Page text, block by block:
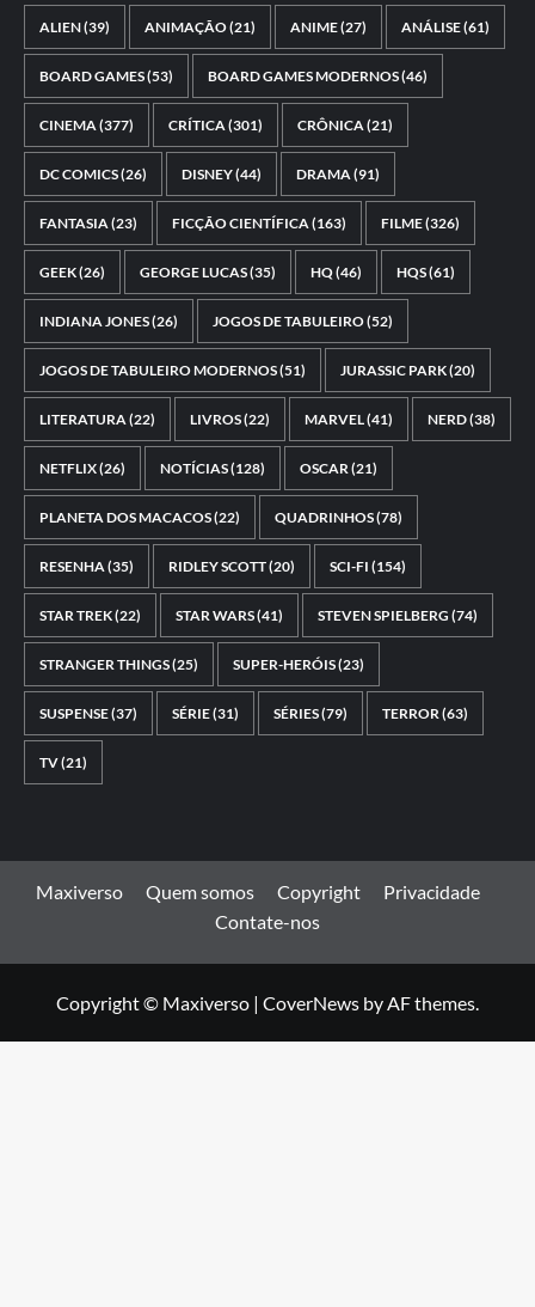
ALIEN(39) ANIMAÇÃO(21) ANIME(27) ANÁLISE(61)
BOARD GAMES(53) BOARD GAMES MODERNOS(46)
CINEMA(377) CRÍTICA(301) CRÔNICA(21)
DC COMICS(26) DISNEY(44) DRAMA(91)
FANTASIA(23) FICÇÃO CIENTÍFICA(163) FILME(326)
GEEK(26) GEORGE LUCAS(35) HQ(46) HQS(61)
INDIANA JONES(26) JOGOS DE TABULEIRO(52)
JOGOS DE TABULEIRO MODERNOS(51) JURASSIC PARK(20)
LITERATURA(22) LIVROS(22) MARVEL(41) NERD(38)
NETFLIX(26) NOTÍCIAS(128) OSCAR(21)
PLANETA DOS MACACOS(22) QUADRINHOS(78)
RESENHA(35) RIDLEY SCOTT(20) SCI-FI (154)
STAR TREK(22) STAR WARS(41) STEVEN SPIELBERG (74)
STRANGER THINGS(25) SUPER-HERÓIS(23)
SUSPENSE(37) SÉRIE(31) SÉRIES(79) TERROR(63)
TV(21)
Maxiverso Quem somos Copyright
Privacidade
Contate-nos
Copyright © Maxiverso | CoverNews by AF themes.